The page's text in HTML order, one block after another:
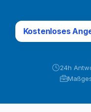
Kostenloses
24h